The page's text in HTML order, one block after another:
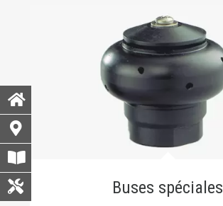
Buses spéciales